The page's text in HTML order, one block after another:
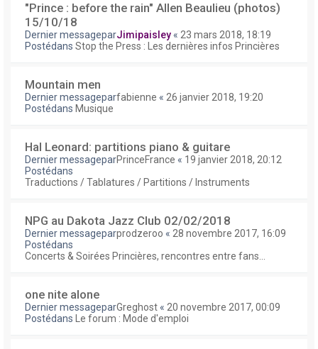
"Prince : before the rain" Allen Beaulieu (photos)
15/10/18
Dernier messageparJimipaisley « 23 mars 2018, 18:19
Postédans Stop the Press : Les dernières infos Princières
Mountain men
Dernier messageparfabienne « 26 janvier 2018, 19:20
Postédans Musique
Hal Leonard: partitions piano & guitare
Dernier messageparPrinceFrance « 19 janvier 2018, 20:12
Postédans
Traductions / Tablatures / Partitions / Instruments
NPG au Dakota Jazz Club 02/02/2018
Dernier messageparprodzeroo « 28 novembre 2017, 16:09
Postédans
Concerts & Soirées Princières, rencontres entre fans...
one nite alone
Dernier messageparGreghost « 20 novembre 2017, 00:09
Postédans
Le forum : Mode d'emploi